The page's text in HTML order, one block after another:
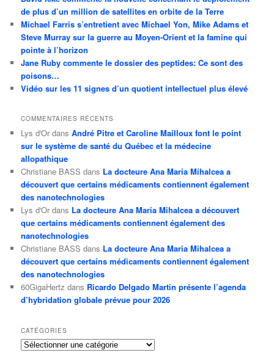
de plus d’un million de satellites en orbite de la Terre
Michael Farris s’entretient avec Michael Yon, Mike Adams et
Steve Murray sur la guerre au Moyen-Orient et la famine qui
pointe à l’horizon
Jane Ruby commente le dossier des peptides: Ce sont des
poisons…
Vidéo sur les 11 signes d’un quotient intellectuel plus élevé
COMMENTAIRES RÉCENTS
Lys d'Or dansAndré Pitre et Caroline Mailloux font le point
sur le système de santé du Québec et la médecine
allopathique
Christiane BASS dans La docteure Ana Maria Mihalcea a
découvert que certains médicaments contiennent également
des nanotechnologies
Lys d'Or dans La docteure Ana Maria Mihalcea a découvert
que certains médicaments contiennent également des
nanotechnologies
Christiane BASS dans La docteure Ana Maria Mihalcea a
découvert que certains médicaments contiennent également
des nanotechnologies
60GigaHertz dans Ricardo Delgado Martin présente l’agenda
d’hybridation globale prévue pour 2026
CATÉGORIES
Catégories